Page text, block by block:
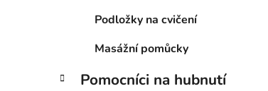
Podložky na cvičení
Masážní pomůcky
Pomocníci na hubnutí